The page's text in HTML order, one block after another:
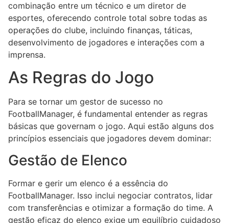
combinação entre um técnico e um diretor de
esportes, oferecendo controle total sobre todas as
operações do clube, incluindo finanças, táticas,
desenvolvimento de jogadores e interações com a
imprensa.
As Regras do Jogo
Para se tornar um gestor de sucesso no
FootballManager, é fundamental entender as regras
básicas que governam o jogo. Aqui estão alguns dos
princípios essenciais que jogadores devem dominar:
Gestão de Elenco
Formar e gerir um elenco é a essência do
FootballManager. Isso inclui negociar contratos, lidar
com transferências e otimizar a formação do time. A
gestão eficaz do elenco exige um equilíbrio cuidadoso